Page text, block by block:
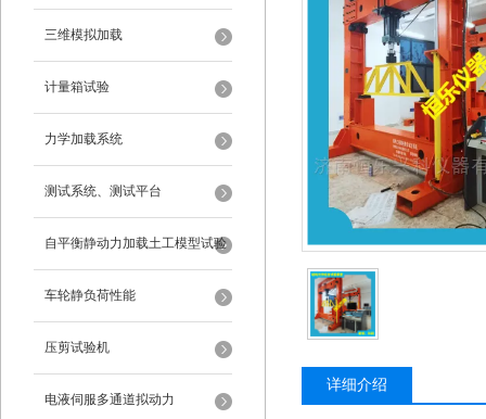
三维模拟加载
计量箱试验
力学加载系统
测试系统、测试平台
自平衡静动力加载土工模型试验
系统
车轮静负荷性能
压剪试验机
电液伺服多通道拟动力
详细介绍